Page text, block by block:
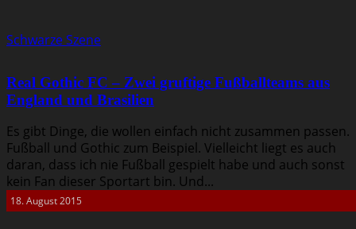
Schwarze Szene
Real Gothic FC – Zwei gruftige Fußballteams aus
England und Brasilien
Es gibt Dinge, die wollen einfach nicht zusammen passen.
Fußball und Gothic zum Beispiel. Vielleicht liegt es auch
daran, dass ich nie Fußball gespielt habe und auch sonst
kein Fan dieser Sportart bin. Und...
18. August 2015